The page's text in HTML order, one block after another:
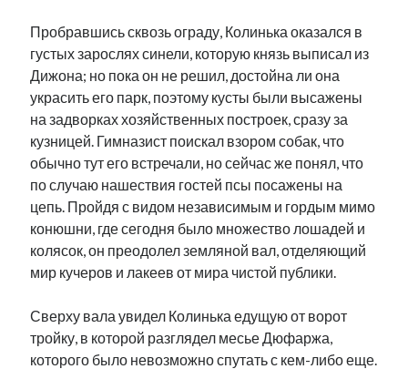
Пробравшись сквозь ограду, Колинька оказался в
густых зарослях синели, которую князь выписал из
Дижона; но пока он не решил, достойна ли она
украсить его парк, поэтому кусты были высажены
на задворках хозяйственных построек, сразу за
кузницей. Гимназист поискал взором собак, что
обычно тут его встречали, но сейчас же понял, что
по случаю нашествия гостей псы посажены на
цепь. Пройдя с видом независимым и гордым мимо
конюшни, где сегодня было множество лошадей и
колясок, он преодолел земляной вал, отделяющий
мир кучеров и лакеев от мира чистой публики.
Сверху вала увидел Колинька едущую от ворот
тройку, в которой разглядел месье Дюфаржа,
которого было невозможно спутать с кем-либо еще.